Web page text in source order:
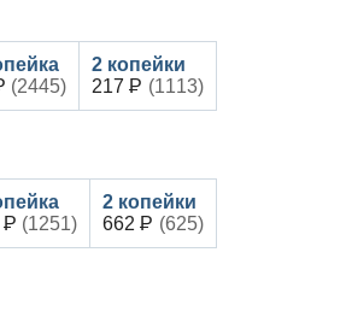
(2445) 217 (1113)
(1251) 662 (625)